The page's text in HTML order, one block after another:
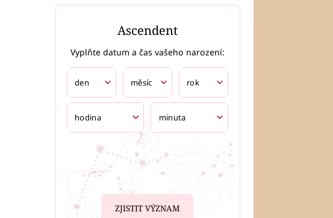
Ascendent
Vyplňte datum a čas vašeho narození:
ZJISTIT VÝZNAM